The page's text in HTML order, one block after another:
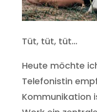
Tüt, tüt, tüt…
Heute möchte
Telefonistin
Kommunikation